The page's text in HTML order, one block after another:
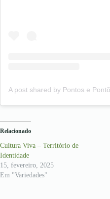
Relacionado
Cultura Viva – Território de
Identidade
15, fevereiro, 2025
Em "Variedades"